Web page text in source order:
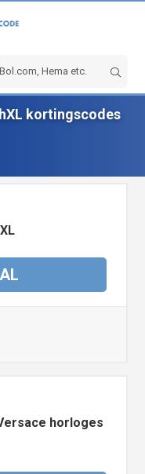
kortingscodes
horloges